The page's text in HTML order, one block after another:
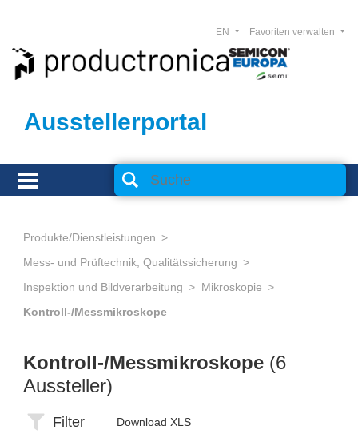
Ausstellerportal
Favoriten verwalten
EN
Produkte/Dienstleistungen
Mess- und Prüftechnik, Qualitätssicherung
Inspektion und Bildverarbeitung
Mikroskopie
Kontroll-/Messmikroskope
Kontroll-/Messmikroskope (6
Aussteller)
Filter Download XLS